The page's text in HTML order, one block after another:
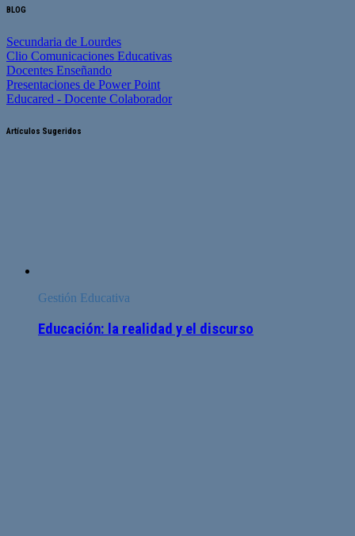
BLOG
Secundaria de Lourdes
Clio Comunicaciones Educativas
Docentes Enseñando
Presentaciones de Power Point
Educared - Docente Colaborador
Artículos Sugeridos
Gestión Educativa
Educación: la realidad y el discurso